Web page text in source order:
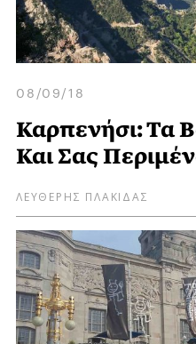
08/09/18
Καρπενήσι: Τα
Και Σας
ΛΕΥΘΕΡΗΣ ΠΛΑΚΙΔΑΣ